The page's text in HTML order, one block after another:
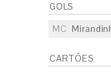
GOLS
MC
CARTÕES